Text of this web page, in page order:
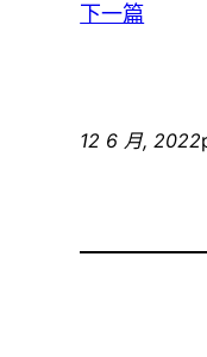
下一篇
12 6 月, 2022